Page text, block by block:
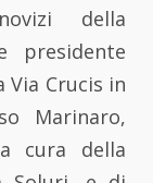
della
presidente
Via Crucis in
Marinaro,
cura della